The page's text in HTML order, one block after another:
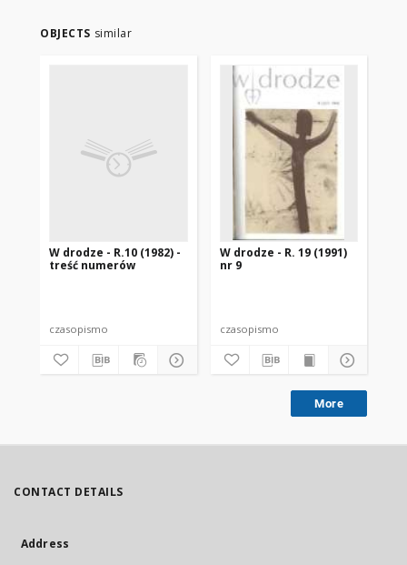
OBJECTS similar
W drodze - R.10 (1982) -
treść numerów
czasopismo
W drodze - R. 19 (1991)
nr 9
czasopismo
More
CONTACT DETAILS
Address